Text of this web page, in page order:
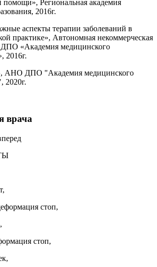
помощи», Региональная академия
2016г.
аспекты терапии заболеваний в
практике», Автономная некоммерческая
ДПО «Академия медицинского
2016г.
АНО ДПО "Академия медицинского
2020г.
врача
стоп,
стоп,